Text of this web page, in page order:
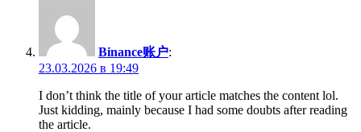
Binance账户:
23.03.2026 в 19:49
I don’t think the title of your article matches the content lol.
Just kidding, mainly because I had some doubts after reading
the article.